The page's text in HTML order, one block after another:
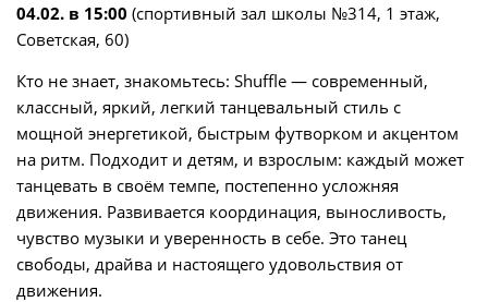
04.02. в 15:00 (спортивный зал школы №314, 1 этаж,
Советская, 60)
Кто не знает, знакомьтесь: Shuffle — современный,
классный, яркий, легкий танцевальный стиль с
мощной энергетикой, быстрым футворком и акцентом
на ритм. Подходит и детям, и взрослым: каждый может
танцевать в своём темпе, постепенно усложняя
движения. Развивается координация, выносливость,
чувство музыки и уверенность в себе. Это танец
свободы, драйва и настоящего удовольствия от
движения.